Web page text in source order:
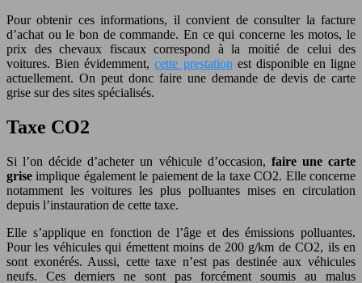
Pour obtenir ces informations, il convient de consulter la facture
d’achat ou le bon de commande. En ce qui concerne les motos, le
prix des chevaux fiscaux correspond à la moitié de celui des
voitures. Bien évidemment,cette prestation est disponible en ligne
actuellement. On peut donc faire une demande de devis de carte
grise sur des sites spécialisés.
Taxe CO2
Si l’on décide d’acheter un véhicule d’occasion, faire une carte
grise implique également le paiement de la taxe CO2. Elle concerne
notamment les voitures les plus polluantes mises en circulation
depuis l’instauration de cette taxe.
Elle s’applique en fonction de l’âge et des émissions polluantes.
Pour les véhicules qui émettent moins de 200 g/km de CO2, ils en
sont exonérés. Aussi, cette taxe n’est pas destinée aux véhicules
neufs. Ces derniers ne sont pas forcément soumis au malus